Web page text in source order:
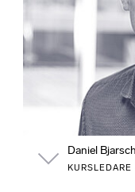
Daniel Bjarsch
KURSLEDARE